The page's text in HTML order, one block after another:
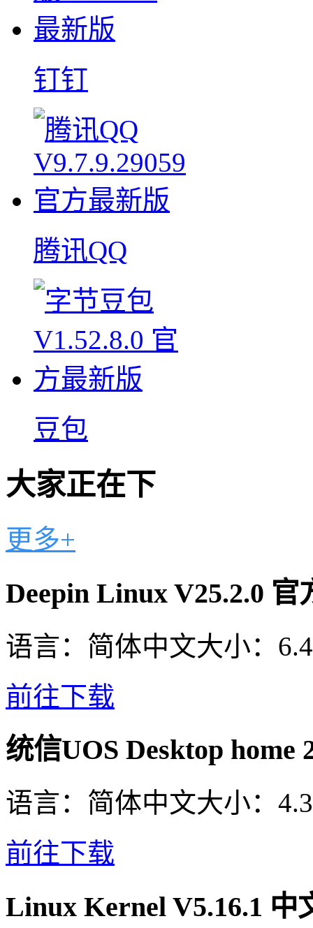
钉钉
腾讯QQ
豆包
大家正在下
更多+
Deepin Linux V25.2.0 官
语言： 简体中文大小：
前往下载
统信UOS Desktop home
语言： 简体中文大小：
前往下载
Linux Kernel V5.16.1 中